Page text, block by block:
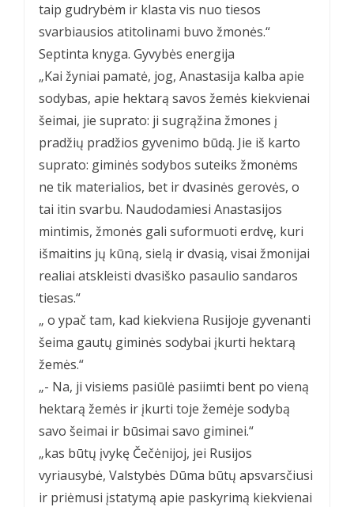
taip gudrybėm ir klasta vis nuo tiesos
svarbiausios atitolinami buvo žmonės.“
Septinta knyga. Gyvybės energija
„Kai žyniai pamatė, jog, Anastasija kalba apie
sodybas, apie hektarą savos žemės kiekvienai
šeimai, jie suprato: ji sugrąžina žmones į
pradžių pradžios gyvenimo būdą. Jie iš karto
suprato: giminės sodybos suteiks žmonėms
ne tik materialios, bet ir dvasinės gerovės, o
tai itin svarbu. Naudodamiesi Anastasijos
mintimis, žmonės gali suformuoti erdvę, kuri
išmaitins jų kūną, sielą ir dvasią, visai žmonijai
realiai atskleisti dvasiško pasaulio sandaros
tiesas.“
„ o ypač tam, kad kiekviena Rusijoje gyvenanti
šeima gautų giminės sodybai įkurti hektarą
žemės.“
„- Na, ji visiems pasiūlė pasiimti bent po vieną
hektarą žemės ir įkurti toje žemėje sodybą
savo šeimai ir būsimai savo giminei.“
„kas būtų įvykę Čečėnijoj, jei Rusijos
vyriausybė, Valstybės Dūma būtų apsvarsčiusi
ir priėmusi įstatymą apie paskyrimą kiekvienai